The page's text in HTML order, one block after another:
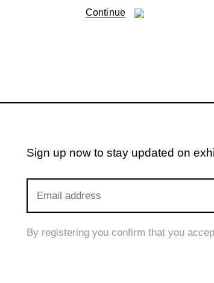
Continue
Sign up now to stay updated on
By registering you confirm that you